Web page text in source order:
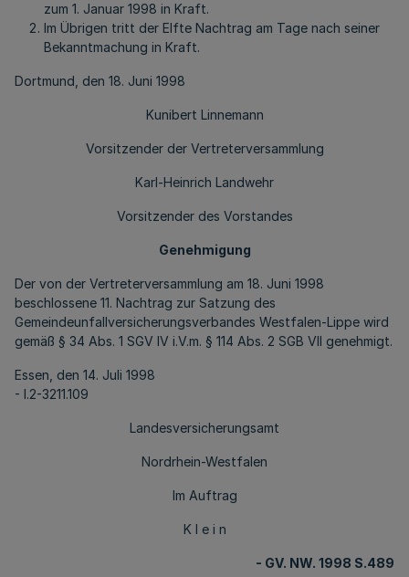
zum 1. Januar 1998 in Kraft.
Im Übrigen tritt der Elfte Nachtrag am Tage nach seiner
Bekanntmachung in Kraft.
Dortmund, den 18. Juni 1998
Kunibert Linnemann
Vorsitzender der Vertreterversammlung
Karl-Heinrich Landwehr
Vorsitzender des Vorstandes
Genehmigung
Der von der Vertreterversammlung am 18. Juni 1998
beschlossene 11. Nachtrag zur Satzung des
Gemeindeunfallversicherungsverbandes Westfalen-Lippe wird
gemäß § 34 Abs. 1 SGV IV i.V.m. § 114 Abs. 2 SGB VII genehmigt.
Essen, den 14. Juli 1998
- I.2-3211.109
Landesversicherungsamt
Nordrhein-Westfalen
Im Auftrag
K l e i n
- GV. NW. 1998 S.489